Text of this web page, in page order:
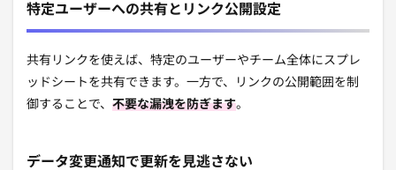
特定ユーザーへの共有とリンク公開設定
共有リンクを使えば、特定のユーザーやチーム全体にスプレ
ッドシートを共有できます。一方で、リンクの公開範囲を制
御することで、 不要な漏洩を防ぎます。
データ変更通知で更新を見逃さない